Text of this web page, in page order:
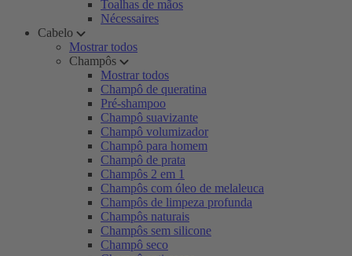
Toalhas de mãos
Nécessaires
Cabelo
Mostrar todos
Champôs
Mostrar todos
Champô de queratina
Pré-shampoo
Champô suavizante
Champô volumizador
Champô para homem
Champô de prata
Champôs 2 em 1
Champôs com óleo de melaleuca
Champôs de limpeza profunda
Champôs naturais
Champôs sem silicone
Champô seco